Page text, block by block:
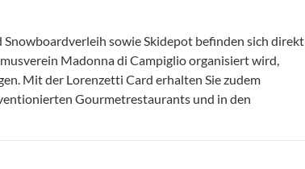
Snowboardverleih sowie Skidepot befinden sich direkt
Madonna di Campiglio organisiert wird,
Mit der Lorenzetti Card erhalten Sie zudem
Gourmetrestaurants und in den